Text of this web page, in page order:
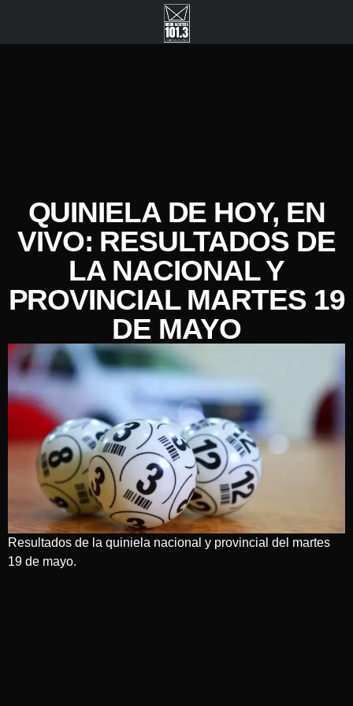
QUINIELA DE HOY, EN
VIVO: RESULTADOS DE
LA NACIONAL Y
PROVINCIAL MARTES 19
DE MAYO
Resultados de la quiniela nacional y provincial del martes
19 de mayo.